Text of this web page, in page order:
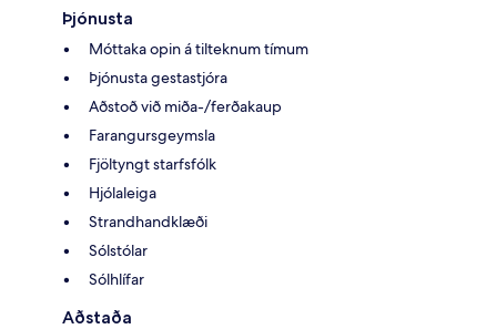
Þjónusta
Móttaka opin á tilteknum tímum
Þjónusta gestastjóra
Aðstoð við miða-/ferðakaup
Farangursgeymsla
Fjöltyngt starfsfólk
Hjólaleiga
Strandhandklæði
Sólstólar
Sólhlífar
Aðstaða